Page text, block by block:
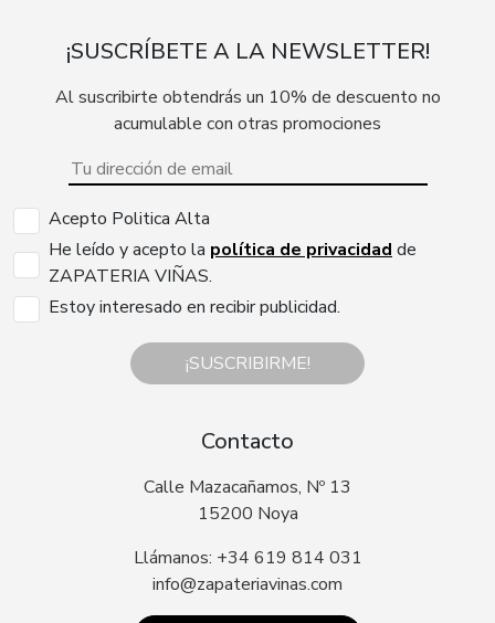
¡SUSCRÍBETE A LA NEWSLETTER!
Al suscribirte obtendrás un 10% de descuento no
acumulable con otras promociones
Acepto Politica Alta
He leído y acepto la política de privacidad de
ZAPATERIA VIÑAS.
Estoy interesado en recibir publicidad.
¡SUSCRIBIRME!
Contacto
Calle Mazacañamos, Nº 13
15200 Noya
Llámanos: +34 619 814 031
info@zapateriavinas.com